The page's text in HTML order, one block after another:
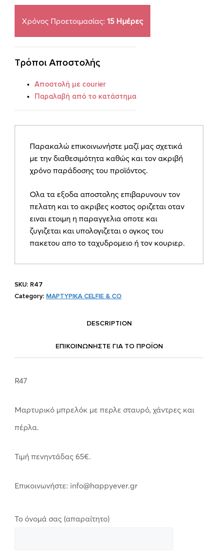
&
Co
Χρόνος Προετοιμασίας: 15 Ημέρες
Τρόποι Αποστολής
Αποστολή με courier
Παραλαβή από το κατάστημα
Παρακαλώ επικοινωνήστε μαζί μας σχετικά
με την διαθεσιμότητα καθώς και τον ακριβή
χρόνο παράδοσης του προϊόντος.
Ολα τα εξοδα αποστολης επιβαρυνουν τον
πελατη και το ακριβες κοστος οριζεται οταν
ειναι ετοιμη η παραγγελια οποτε και
ζυγιζεται και υπολογιζεται ο ογκος του
πακετου απο το ταχυδρομειο ή τον κουριερ.
SKU: R47
Category: ΜΑΡΤΥΡΙΚΑ CELFIE & CO
DESCRIPTION
ΕΠΙΚΟΙΝΩΝΗΣΤΕ ΓΙΑ ΤΟ ΠΡΟΪOΝ
R47
Μαρτυρικό μπρελόκ με περλε σταυρό, χάντρες και
πέρλα.
Τιμή πενηντάδας 65€.
Επικοινωνήστε: info@happyever.gr
Το όνομά σας (απαραίτητο)